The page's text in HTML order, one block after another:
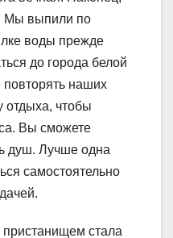
Мы выпили по
воды прежде
до города белой
повторять наших
отдыха, чтобы
Вы сможете
душ. Лучше одна
самостоятельно
стала